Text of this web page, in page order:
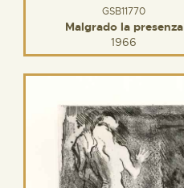
GSB11770
Malgrado la presenza
1966